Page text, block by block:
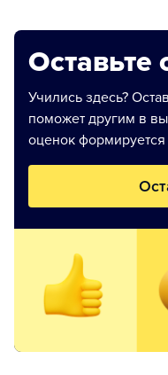
Оставьте
Учились здесь?
поможет другим в
оценок формируется